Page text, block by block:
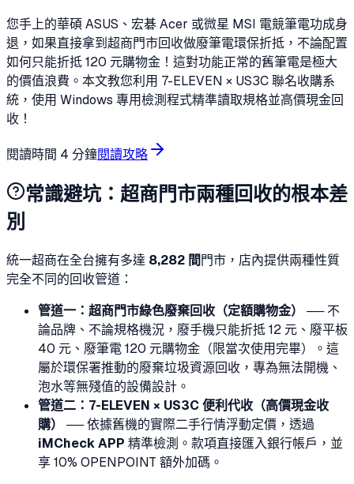
您手上的華碩 ASUS、宏碁 Acer 或微星 MSI 電競筆電功成身
退，如果直接拿到超商門市回收做廢筆電環保折抵，不論配置
如何只能折抵 120 元購物金！這對功能正常的舊筆電是極大
的價值浪費。本文教您利用 7-ELEVEN × US3C 聯名收購系
統，使用 Windows 專用檢測程式精準讀取規格並高價現金回
收！
閱讀時間 4 分鐘閱讀攻略
常識避坑：超商門市兩種回收的根本差
別
統一超商在全台擁有多達 8,282 間門市，店內提供兩種性質
完全不同的回收管道：
管道一：超商門市綠色廢棄回收（定額購物金）
── 不
論品牌、不論規格機況，廢手機只能折抵 12 元、廢平板
40 元、廢筆電 120 元購物金（限當次使用完畢）。這
屬於環保署推動的廢棄垃圾資源回收，專為無法開機、
泡水等無殘值的設備設計。
管道二：7-ELEVEN × US3C 便利代收（高價現金收
購）
── 依據舊機的實際二手行情浮動定價，透過
iMCheck APP 精準檢測。款項直接匯入銀行帳戶，並
享 10% OPENPOINT 額外加碼。